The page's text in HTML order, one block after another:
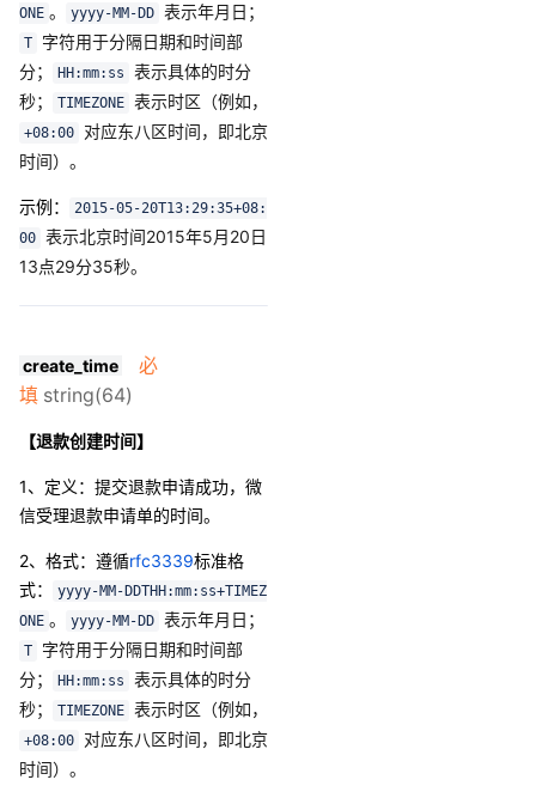
ONE 。 yyyy-MM-DD 表示年月日；
T
字符用于分隔日期和时间部
分；
HH:mm:ss
表示具体的时分
秒；
TIMEZONE 表示时区（例如，
+08:00
对应东八区时间，即北京
时间）。
示例：
2015-05-20T13:29:35+08:
00 表示北京时间2015年5月20日
13点29分35秒。
create_time
必
填 string(64)
【退款创建时间】
1、定义：提交退款申请成功，微
信受理退款申请单的时间。
2、格式： 遵循rfc3339标准格
式：
yyyy-MM-DDTHH:mm:ss+TIMEZ
ONE 。 yyyy-MM-DD 表示年月日；
T
字符用于分隔日期和时间部
分；
HH:mm:ss
表示具体的时分
秒；
TIMEZONE 表示时区（例如，
+08:00
对应东八区时间，即北京
时间）。